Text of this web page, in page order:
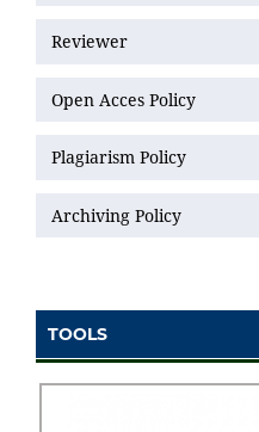
Reviewer
Open Acces Policy
Plagiarism Policy
Archiving Policy
TOOLS